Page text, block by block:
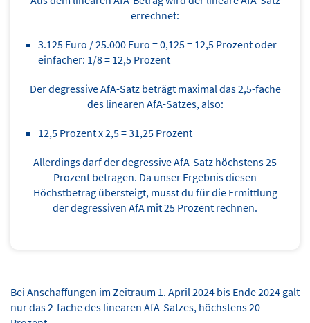
errechnet:
3.125 Euro / 25.000 Euro = 0,125 = 12,5 Prozent oder
einfacher: 1/8 = 12,5 Prozent
Der degressive AfA-Satz beträgt maximal das 2,5-fache
des linearen AfA-Satzes, also:
12,5 Prozent x 2,5 = 31,25 Prozent
Allerdings darf der degressive AfA-Satz höchstens 25
Prozent betragen. Da unser Ergebnis diesen
Höchstbetrag übersteigt, musst du für die Ermittlung
der degressiven AfA mit 25 Prozent rechnen.
Bei Anschaffungen im Zeitraum 1. April 2024 bis Ende 2024 galt
nur das 2-fache des linearen AfA-Satzes, höchstens 20